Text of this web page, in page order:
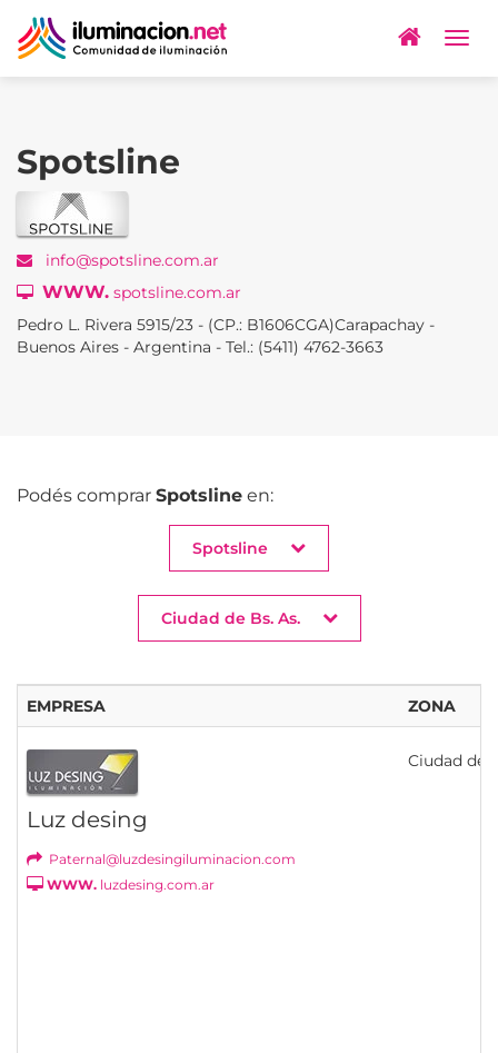
Spotsline
info@spotsline.com.ar
WWW. spotsline.com.ar
Pedro L. Rivera 5915/23 - (CP.: B1606CGA)Carapachay -
Buenos Aires - Argentina - Tel.: (5411) 4762-3663
Podés comprar Spotsline en:
Spotsline
Ciudad de Bs. As.
EMPRESA ZONA
Luz desing
Paternal@luzdesingiluminacion.com
WWW. luzdesing.com.ar
Ciudad de